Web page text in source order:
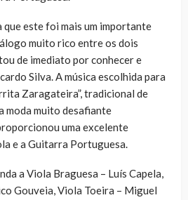
este foi mais um importante
muito rico entre os dois
de imediato por conhecer e
Silva. A música escolhida para
Zaragateira”, tradicional de
moda muito desafiante
uma excelente
e a Guitarra Portuguesa.
a Viola Braguesa – Luís Capela,
Gouveia, Viola Toeira – Miguel